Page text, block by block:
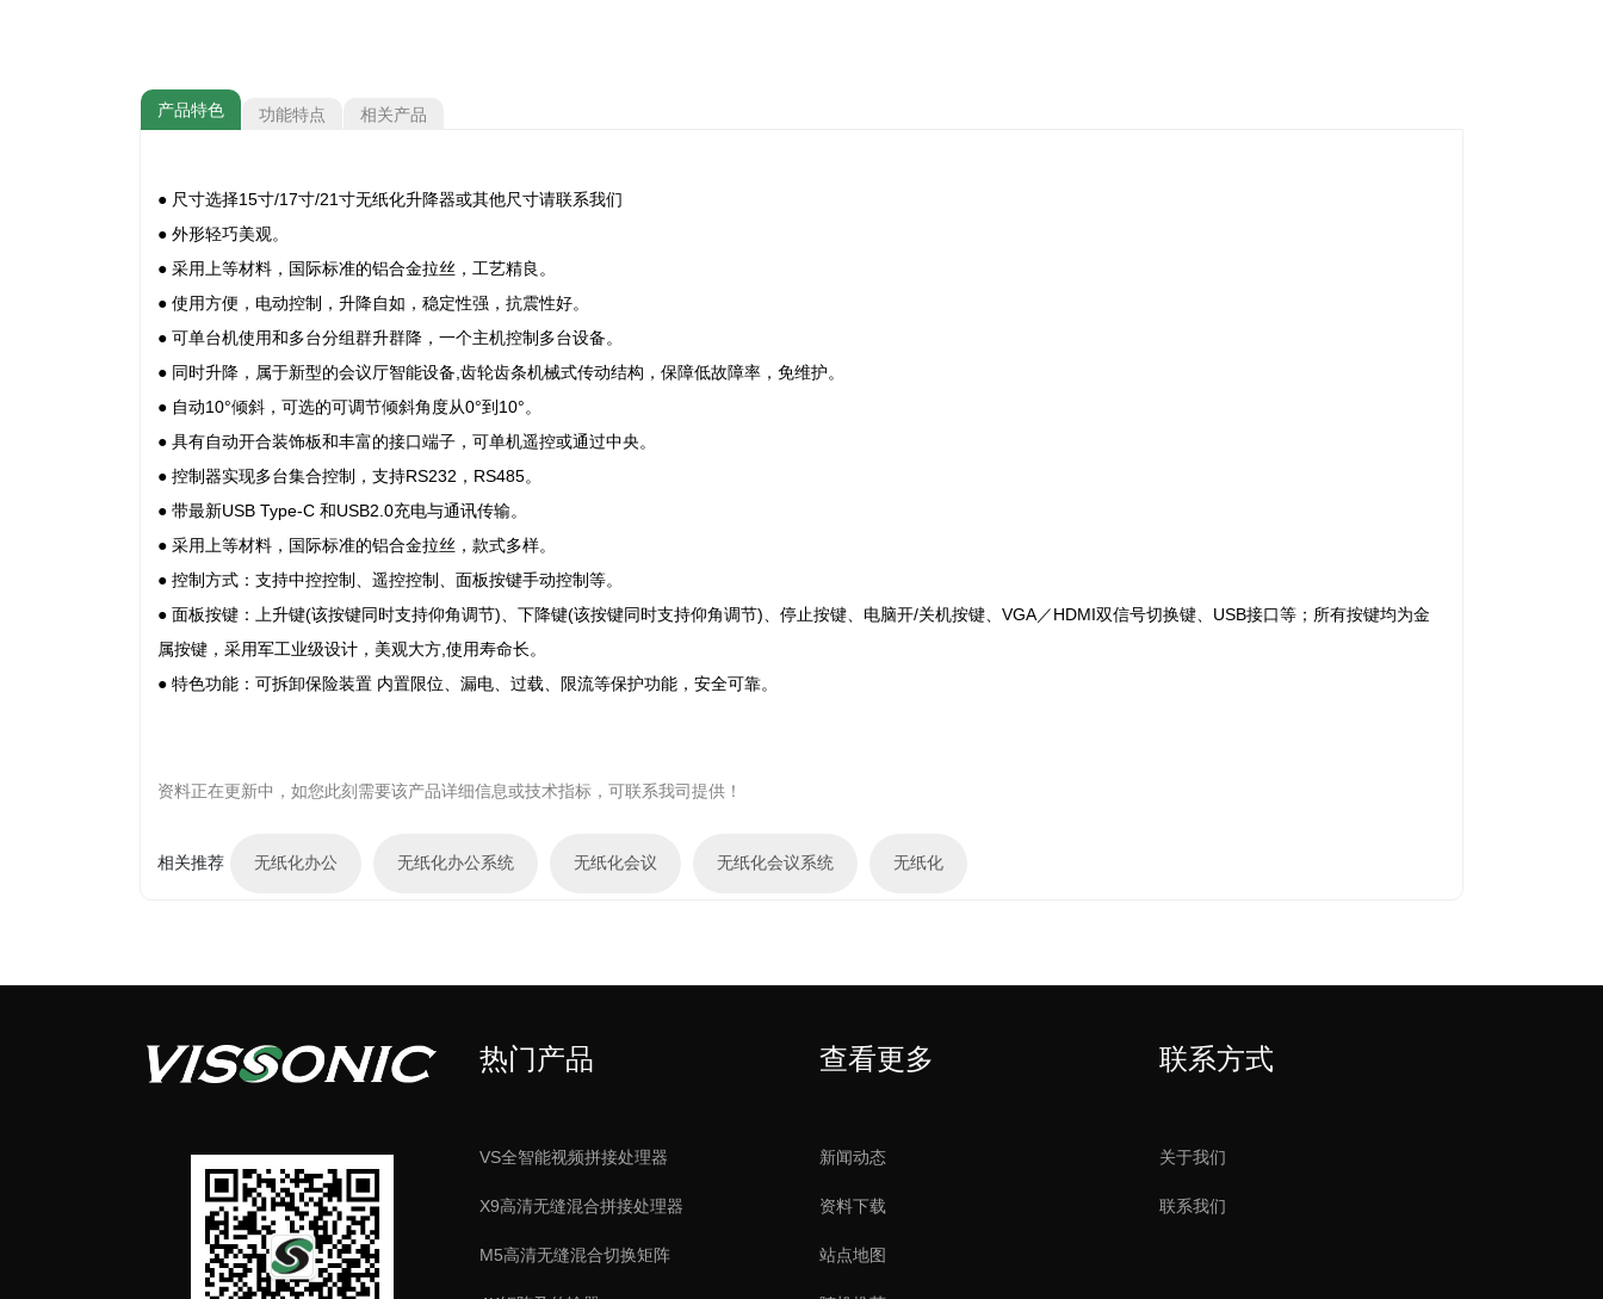
产品特色 功能特点 相关产品
● 尺寸选择15寸/17寸/21寸无纸化升降器或其他尺寸请联系我们
● 外形轻巧美观。
● 采用上等材料，国际标准的铝合金拉丝，工艺精良。
● 使用方便，电动控制，升降自如，稳定性强，抗震性好。
● 可单台机使用和多台分组群升群降，一个主机控制多台设备。
● 同时升降，属于新型的会议厅智能设备,齿轮齿条机械式传动结构，保障低故障率，免维护。
● 自动10°倾斜，可选的可调节倾斜角度从0°到10°。
● 具有自动开合装饰板和丰富的接口端子，可单机遥控或通过中央。
● 控制器实现多台集合控制，支持RS232，RS485。
● 带最新USB Type-C 和USB2.0充电与通讯传输。
● 采用上等材料，国际标准的铝合金拉丝，款式多样。
● 控制方式：支持中控控制、遥控控制、面板按键手动控制等。
● 面板按键：上升键(该按键同时支持仰角调节)、下降键(该按键同时支持仰角调节)、停止按键、电脑开/关机按键、VGA／HDMI双信号切换键、USB接口等；所有按键均为金
属按键，采用军工业级设计，美观大方,使用寿命长。
● 特色功能：可拆卸保险装置 内置限位、漏电、过载、限流等保护功能，安全可靠。
资料正在更新中，如您此刻需要该产品详细信息或技术指标，可联系我司提供！
相关推荐 无纸化办公 无纸化办公系统 无纸化会议 无纸化会议系统 无纸化
会议引导
速了解会议流程安排。
屏幕同步
个人画面同步至所有会议终端或大屏展示、领先千兆VSCON-Giga
技术支持高码率视频文件，降低画面延迟。
在线转链
档资料、投票内容等。
管理员开启选择任意参会人员单个或多个人员建立聊天频道进行文字交流
15.6英寸模块式鹅颈无纸化带彩屏铭牌会议系统
热门产品
VS全智能视频拼接处理器
X9高清无缝混合拼接处理器
M5高清无缝混合切换矩阵
查看更多
新闻动态
资料下载
站点地图
联系方式
关于我们
联系我们